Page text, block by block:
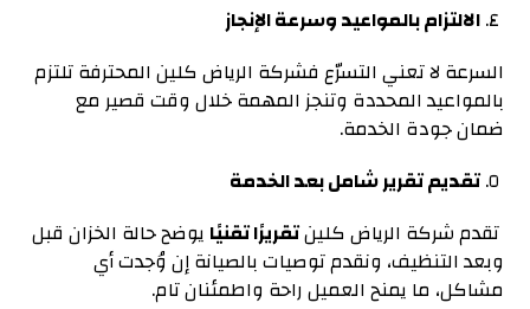
الالتزام بالمواعيد وسرعة الإنجاز
السرعة لا تعني التسرّع فشركة الرياض كلين المحترفة تلتزم
بالمواعيد المحددة وتنجز المهمة خلال وقت قصير مع
ضمان جودة الخدمة.
تقديم تقرير شامل بعد الخدمة
تقدم شركة الرياض كلينتقريرًا تقنيًا يوضح حالة الخزان قبل
وبعد التنظيف، ونقدم توصيات بالصيانة إن وُجدت أي
مشاكل، ما يمنح العميل راحة واطمئنان تام.